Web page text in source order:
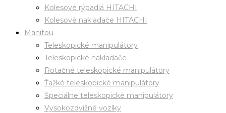
Kolesové rýpadlá HITACHI
Kolesové nakladače HITACHI
Manitou
Teleskopické manipulátory
Teleskopické nakladače
Rotačné teleskopické manipulátory
Ťažké teleskopické manipulátory
Špeciálne teleskopické manipulátory
Vysokozdvižné vozíky